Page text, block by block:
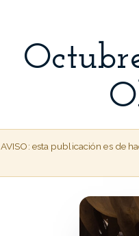
AVISO: esta publicación es de